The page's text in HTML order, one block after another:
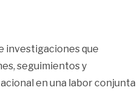
investigaciones que
seguimientos y
en una labor conjunta